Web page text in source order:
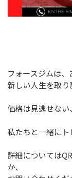
フォースジムは、
新しい人生を取り
価格は見逃せな
私たちと一緒に
詳細については
か、